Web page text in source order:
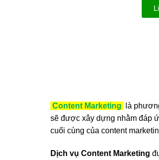
Content Marketing là
sẽ được xây dựng nhằm đáp
cuối cùng của content
Dịch vụ Content Marketing